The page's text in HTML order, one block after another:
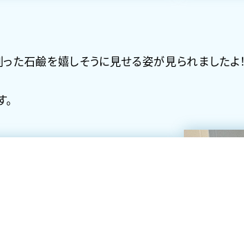
った石鹼を嬉しそうに見せる姿が見られましたよ！